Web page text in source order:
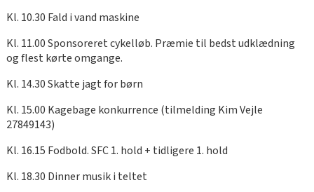
Kl. 10.30 Fald i vand maskine
Kl. 11.00 Sponsoreret cykelløb. Præmie til bedst udklædning
og flest kørte omgange.
Kl. 14.30 Skatte jagt for børn
Kl. 15.00 Kagebage konkurrence (tilmelding Kim Vejle
27849143)
Kl. 16.15 Fodbold. SFC 1. hold + tidligere 1. hold
Kl. 18.30 Dinner musik i teltet